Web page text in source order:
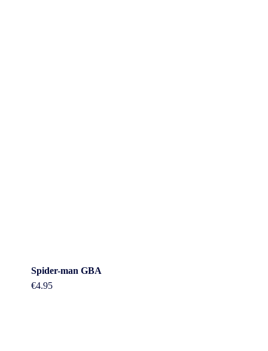
Spider-man GBA
€4.95